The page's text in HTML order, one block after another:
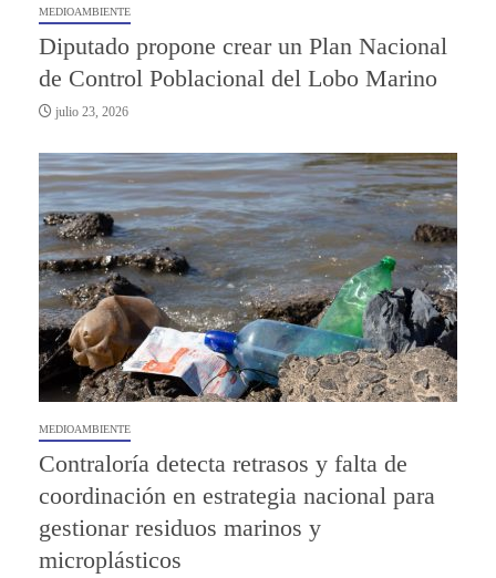
MEDIOAMBIENTE
Diputado propone crear un Plan Nacional
de Control Poblacional del Lobo Marino
julio 23, 2026
MEDIOAMBIENTE
Contraloría detecta retrasos y falta de
coordinación en estrategia nacional para
gestionar residuos marinos y
microplásticos